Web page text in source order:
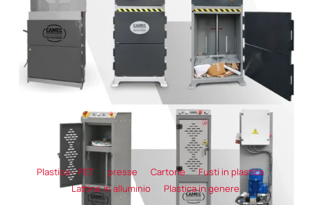
Plastica – PET presse Cartone
Fusti in plastica
Lattine in alluminio
Plastica in genere